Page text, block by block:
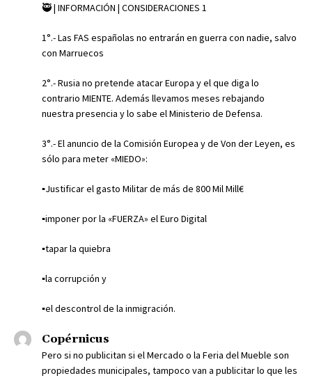
🥷 | INFORMACIÓN | CONSIDERACIONES 1
1°.- Las FAS españolas no entrarán en guerra con nadie, salvo
con Marruecos
2°.- Rusia no pretende atacar Europa y el que diga lo
contrario MIENTE. Además llevamos meses rebajando
nuestra presencia y lo sabe el Ministerio de Defensa.
3°.- El anuncio de la Comisión Europea y de Von der Leyen, es
sólo para meter «MIEDO»:
▪️Justificar el gasto Militar de más de 800 Mil Mill€
▪️imponer por la «FUERZA» el Euro Digital
▪️tapar la quiebra
▪️la corrupción y
▪️el descontrol de la inmigración.
Copérnicus
Pero si no publicitan si el Mercado o la Feria del Mueble son
propiedades municipales, tampoco van a publicitar lo que les